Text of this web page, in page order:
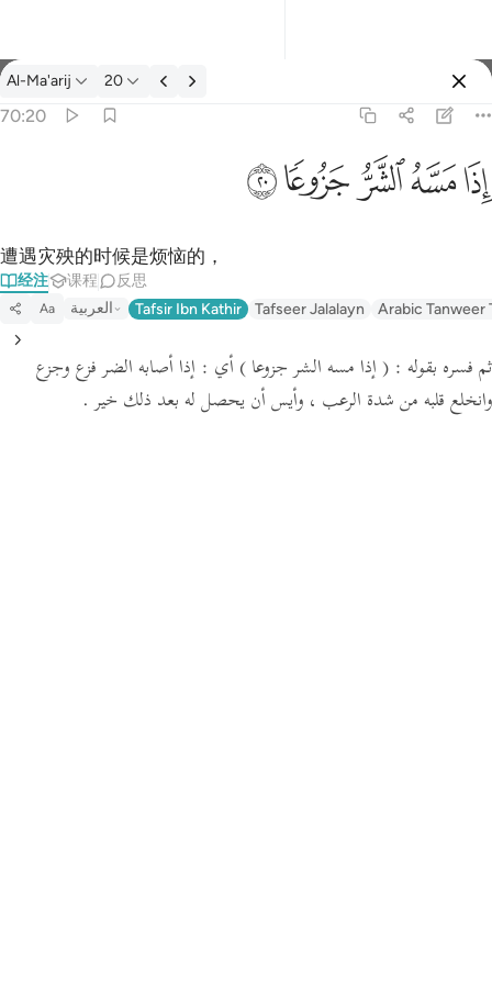
经注: Al-Ma'arij 70:20
Al-Ma'arij 20
70:20
ﱰﱱﱲﱳﱴ
遭遇灾殃的时候是烦恼的，
经注 课程 反思
Aa العربية Tafsir Ibn Kathir Tafseer Jalalayn Arabic Tanweer
ثم فسره بقوله : ( إذا مسه الشر جزوعا ) أي : إذا أصابه الضر فزع وجزع
وانخلع قلبه من شدة الرعب ، وأيس أن يحصل له بعد ذلك خير .